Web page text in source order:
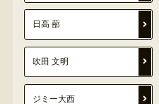
日高 蔀
吹田 文明
ジミー大西